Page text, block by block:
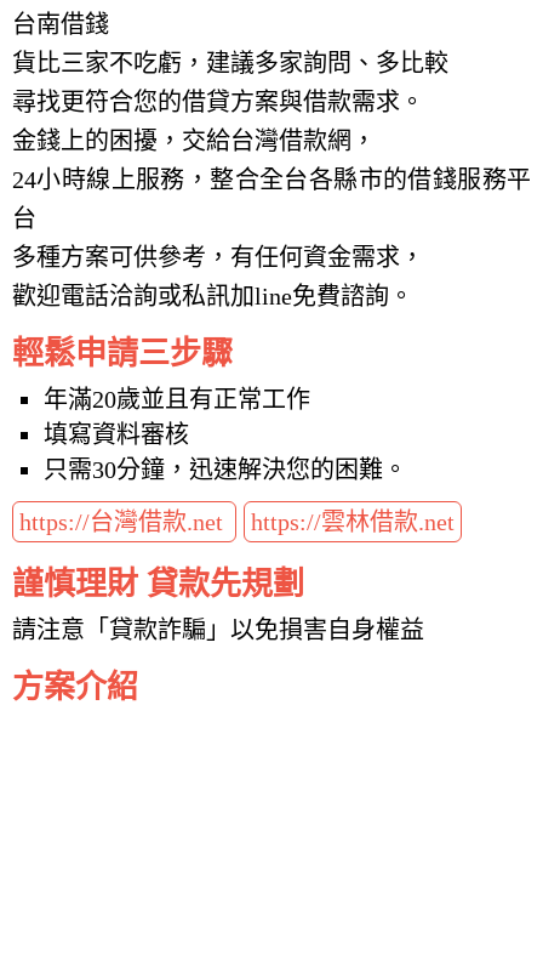
台南借錢
貨比三家不吃虧，建議多家詢問、多比較
尋找更符合您的借貸方案與借款需求。
金錢上的困擾，交給台灣借款網，
24小時線上服務，整合全台各縣市的借錢服務平
台
多種方案可供參考，有任何資金需求，
歡迎電話洽詢或私訊加line免費諮詢。
輕鬆申請三步驟
年滿20歲並且有正常工作
填寫資料審核
只需30分鐘，迅速解決您的困難。
https://台灣借款.net
https://雲林借款.net
謹慎理財 貸款先規劃
請注意「貸款詐騙」以免損害自身權益
方案介紹